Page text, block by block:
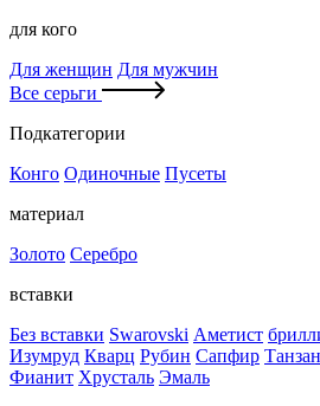
для кого
Для женщин Для мужчин
Все серьги
Подкатегории
Конго Одиночные Пусеты
материал
Золото Серебро
вставки
Без вставки Swarovski Аметист
Изумруд Кварц Рубин Сапфир
Фианит Хрусталь Эмаль